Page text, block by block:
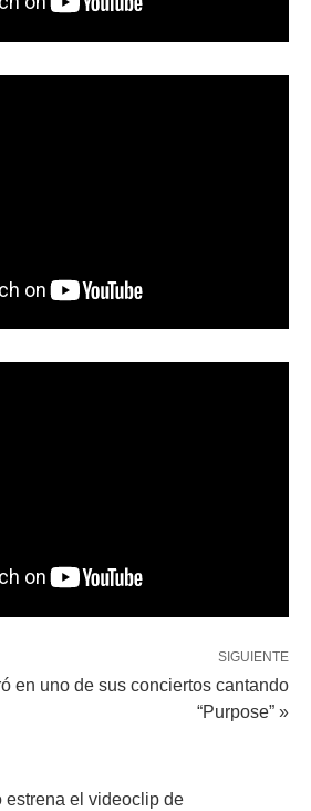
SIGUIENTE
en uno de sus conciertos cantando
“Purpose” »
el videoclip de